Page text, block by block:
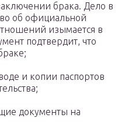
брака. Дело в
об официальной
изымается в
подтвердит, что
и копии паспортов
документы на